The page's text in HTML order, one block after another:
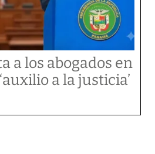
a los abogados en
a la justicia’